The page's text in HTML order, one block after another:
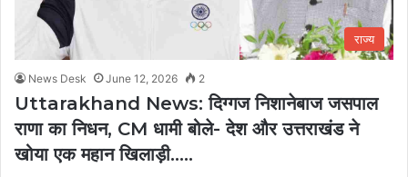
राज्य
News Desk June 12, 2026 2
Uttarakhand News: दिग्गज निशानेबाज जसपाल
राणा का निधन, CM धामी बोले- देश और उत्तराखंड ने
खोया एक महान खिलाड़ी…..